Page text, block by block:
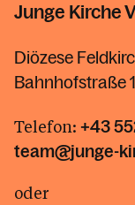
Junge Kirche
Diözese
Bahnhofstraße
Telefon: +43
team@junge-
oder